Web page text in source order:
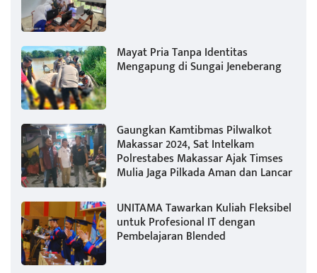
Mayat Pria Tanpa Identitas
Mengapung di Sungai Jeneberang
Gaungkan Kamtibmas Pilwalkot
Makassar 2024, Sat Intelkam
Polrestabes Makassar Ajak Timses
Mulia Jaga Pilkada Aman dan Lancar
UNITAMA Tawarkan Kuliah Fleksibel
untuk Profesional IT dengan
Pembelajaran Blended